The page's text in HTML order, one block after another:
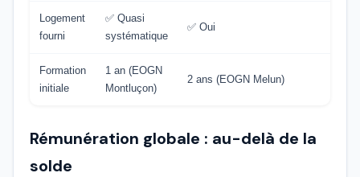
Logement
fourni
✅ Quasi
systématique
✅ Oui
Formation
initiale
1 an (EOGN
Montluçon)
2 ans (EOGN Melun)
Rémunération globale : au-delà de la
solde